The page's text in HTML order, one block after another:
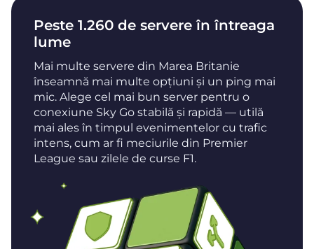
Peste 1.260 de servere în întreaga
lume
Mai multe servere din Marea Britanie
înseamnă mai multe opțiuni și un ping mai
mic. Alege cel mai bun server pentru o
conexiune Sky Go stabilă și rapidă — utilă
mai ales în timpul evenimentelor cu trafic
intens, cum ar fi meciurile din Premier
League sau zilele de curse F1.